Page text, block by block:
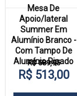
Mesa De
Apoio/lateral
Summer Em
Alumínio Branco -
Com Tampo De
Alumínio Ripado
R$ 589,95
R$ 513,00